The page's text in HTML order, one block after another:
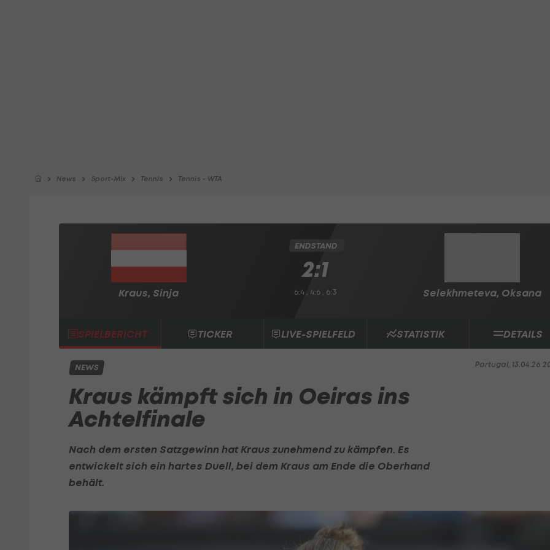
News Sport-Mix Tennis Tennis - WTA
Kraus, Sinja Selekhmeteva, Oksana
ENDSTAND
2:1
6:4 , 4:6 , 6:3
SPIELBERICHT TICKER LIVE-SPIELFELD STATISTIK DETAILS
Portugal, 13.04.26
NEWS
Kraus kämpft sich in Oeiras ins
Achtelfinale
Nach dem ersten Satzgewinn hat Kraus zunehmend zu kämpfen. Es
entwickelt sich ein hartes Duell, bei dem Kraus am Ende die Oberhand
behält.